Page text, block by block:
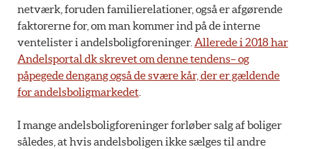
netværk, foruden familierelationer, også er afgørende
faktorerne for, om man kommer ind på de interne
ventelister i andelsboligforeninger. Allerede i 2018 har
Andelsportal.dk skrevet om denne tendens– og
påpegede dengang også de svære kår, der er gældende
for andelsboligmarkedet
I mange andelsboligforeninger forløber salg af boliger
således, at hvis andelsboligen ikke sælges til andre